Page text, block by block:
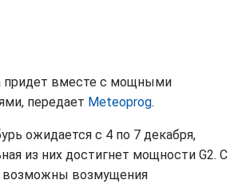
придет вместе с мощными
передает Мeteoprog.
ожидается с 4 по 7 декабря,
из них достигнет мощности G2. С
возможны возмущения